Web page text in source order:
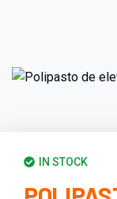
IN STOCK